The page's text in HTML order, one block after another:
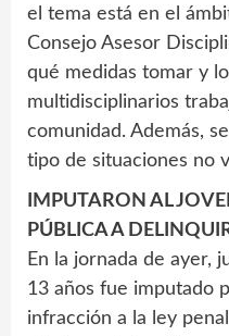
el tema está en el
Consejo Asesor
qué medidas tomar y
multidisciplinarios
comunidad. Además,
tipo de situaciones no
IMPUTARON AL
PÚBLICA A
En la jornada de ayer,
13 años fue imputado
infracción a la ley